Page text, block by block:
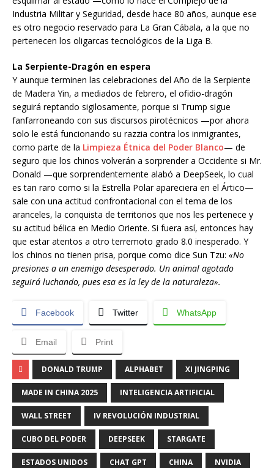
Industria Militar y Seguridad, desde hace 80 años, aunque ese
es otro negocio reservado para La Gran Cábala, a la que no
pertenecen los oligarcas tecnológicos de la Liga B.
La Serpiente-Dragón en espera
Y aunque terminen las celebraciones del Año de la Serpiente
de Madera Yin, a mediados de febrero, el ofidio-dragón
seguirá reptando sigilosamente, porque si Trump sigue
fanfarroneando con sus discursos pirotécnicos —por ahora
solo le está funcionando su razzia contra los inmigrantes,
como parte de la Limpieza Étnica del Poder Blanco— de
seguro que los chinos volverán a sorprender a Occidente si Mr.
Donald —que sorprendentemente alabó a DeepSeek, lo cual
es tan raro como si la Estrella Polar apareciera en el Ártico—
sale con una actitud confrontacional con el tema de los
aranceles, la conquista de territorios que nos les pertenece y
su actitud bélica en Medio Oriente. Si fuera así, entonces hay
que estar atentos a otro terremoto grado 8.0 inesperado. Y
los chinos no tienen prisa, porque como dice Sun Tzu: «No
presiones a un enemigo desesperado. Un animal agotado
seguirá luchando, pues esa es la ley de la naturaleza».
Facebook Twitter WhatsApp
Email Print
DONALD TRUMP ALPHABET XI JINGPING
MADE IN CHINA 2025 INTELIGENCIA ARTIFICIAL
WALL STREET IV REVOLUCIÓN INDUSTRIAL
CUBO DEL PODER DEEPSEEK STARGATE
ESTADOS UNIDOS CHAT GPT CHINA NVIDIA